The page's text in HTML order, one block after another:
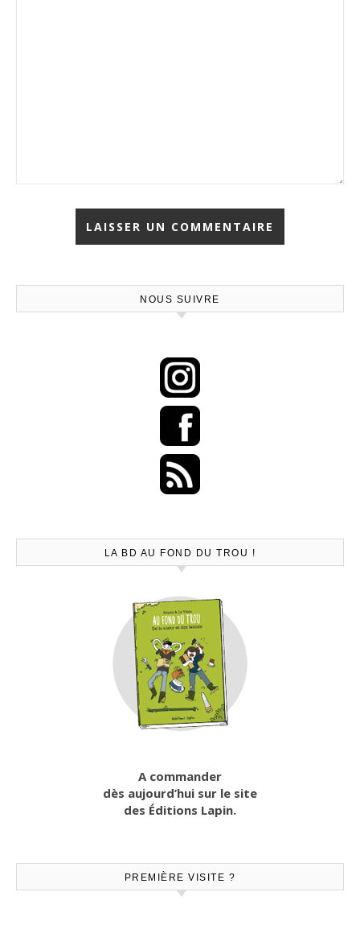
NOUS SUIVRE
LA BD AU FOND DU TROU !
A commander
dès aujourd’hui sur le site
des Éditions Lapin.
PREMIÈRE VISITE ?